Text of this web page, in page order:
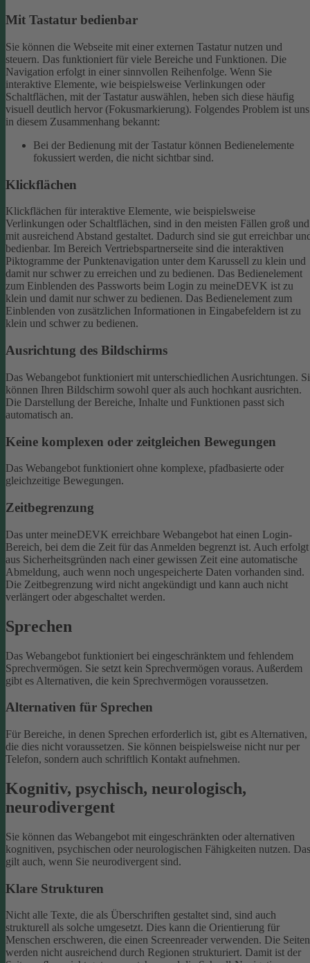
Mit Tastatur bedienbar
Sie können die Webseite mit einer externen Tastatur nutzen und
steuern. Das funktioniert für viele Bereiche und Funktionen. Die
Navigation erfolgt in einer sinnvollen Reihenfolge. Wenn Sie
interaktive Elemente, wie beispielsweise Verlinkungen oder
Schaltflächen, mit der Tastatur auswählen, heben sich diese häufig
visuell deutlich hervor (Fokusmarkierung). Folgendes Problem ist uns
in diesem Zusammenhang bekannt:
Bei der Bedienung mit der Tastatur können Bedienelemente
fokussiert werden, die nicht sichtbar sind.
Klickflächen
Klickflächen für interaktive Elemente, wie beispielsweise
Verlinkungen oder Schaltflächen, sind in den meisten Fällen groß und
mit ausreichend Abstand gestaltet. Dadurch sind sie gut erreichbar
bedienbar. Im Bereich Vertriebspartnerseite sind die interaktiven
Piktogramme der Punktenavigation unter dem Karussell zu klein und
damit nur schwer zu erreichen und zu bedienen. Das Bedienelement
zum Einblenden des Passworts beim Login zu meineDEVK ist zu
klein und damit nur schwer zu bedienen. Das Bedienelement zum
Einblenden von zusätzlichen Informationen in Eingabefeldern ist zu
klein und schwer zu bedienen.
Ausrichtung des Bildschirms
Das Webangebot funktioniert mit unterschiedlichen Ausrichtungen.
können Ihren Bildschirm sowohl quer als auch hochkant ausrichten.
Die Darstellung der Bereiche, Inhalte und Funktionen passt sich
automatisch an.
Keine komplexen oder zeitgleichen Bewegungen
Das Webangebot funktioniert ohne komplexe, pfadbasierte oder
gleichzeitige Bewegungen.
Zeitbegrenzung
Das unter meineDEVK erreichbare Webangebot hat einen Login-
Bereich, bei dem die Zeit für das Anmelden begrenzt ist. Auch erfolgt
aus Sicherheitsgründen nach einer gewissen Zeit eine automatische
Abmeldung, auch wenn noch ungespeicherte Daten vorhanden sind.
Die Zeitbegrenzung wird nicht angekündigt und kann auch nicht
verlängert oder abgeschaltet werden.
Sprechen
Das Webangebot funktioniert bei eingeschränktem und fehlendem
Sprechvermögen. Sie setzt kein Sprechvermögen voraus. Außerdem
gibt es Alternativen, die kein Sprechvermögen voraussetzen.
Alternativen für Sprechen
Für Bereiche, in denen Sprechen erforderlich ist, gibt es Alternativen,
die dies nicht voraussetzen. Sie können beispielsweise nicht nur per
Telefon, sondern auch schriftlich Kontakt aufnehmen.
Kognitiv, psychisch, neurologisch,
neurodivergent
Sie können das Webangebot mit eingeschränkten oder alternativen
kognitiven, psychischen oder neurologischen Fähigkeiten nutzen. Das
gilt auch, wenn Sie neurodivergent sind.
Klare Strukturen
Nicht alle Texte, die als Überschriften gestaltet sind, sind auch
strukturell als solche umgesetzt. Dies kann die Orientierung für
Menschen erschweren, die einen Screenreader verwenden. Die Seiten
werden nicht ausreichend durch Regionen strukturiert. Damit ist der